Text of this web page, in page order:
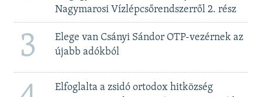
Nagymarosi Vízlépcsőrendszerről 2. rész
3
Elege van Csányi Sándor OTP-vezérnek az
újabb adókból
Elfoglalta a zsidó ortodox hitközség